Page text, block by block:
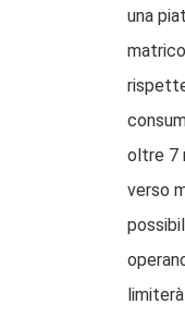
una
oltre 7
verso